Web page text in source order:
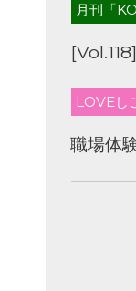
月刊「
LOVEし
職場体